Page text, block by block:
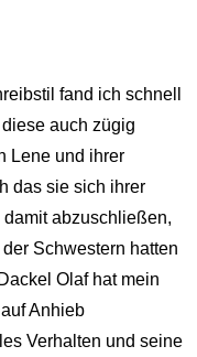
fand ich schnell
auch zügig
Lene und ihrer
das sie sich ihrer
abzuschließen,
Schwestern hatten
Olaf hat mein
Anhieb
Verhalten und seine